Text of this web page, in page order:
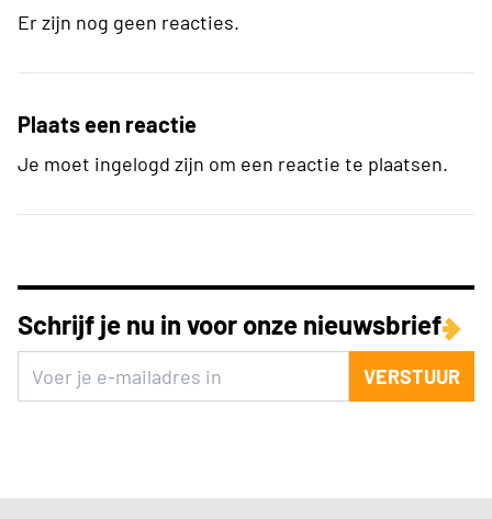
Er zijn nog geen reacties.
Plaats een reactie
Je moet ingelogd zijn om een reactie te plaatsen.
Schrijf je nu in voor onze nieuwsbrief
VERSTUUR